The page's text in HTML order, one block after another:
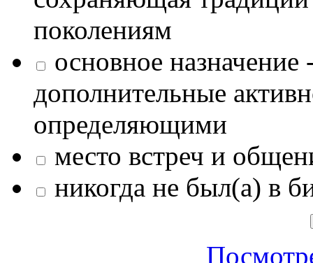
поколениям
основное назначение
дополнительные
определяющими
место встреч и
никогда не был(а) в